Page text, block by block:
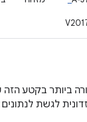
ביותר בקטע
לגשת